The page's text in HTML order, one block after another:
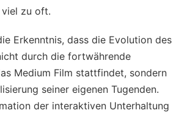
zu oft.
Erkenntnis, dass die Evolution des
durch die fortwährende
Medium Film stattfindet, sondern
seiner eigenen Tugenden.
der interaktiven Unterhaltung